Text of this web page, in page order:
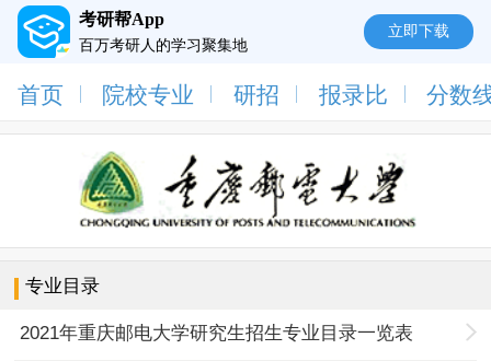
考研帮App
百万考研人的学习聚集地
立即下载
首页 院校专业 研招 报录比 分数
专业目录
2021年重庆邮电大学研究生招生专业目录一览表